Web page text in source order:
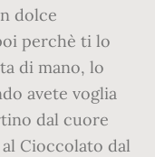
dolce
perchè ti lo
di mano, lo
avete voglia
dal cuore
al Cioccolato dal